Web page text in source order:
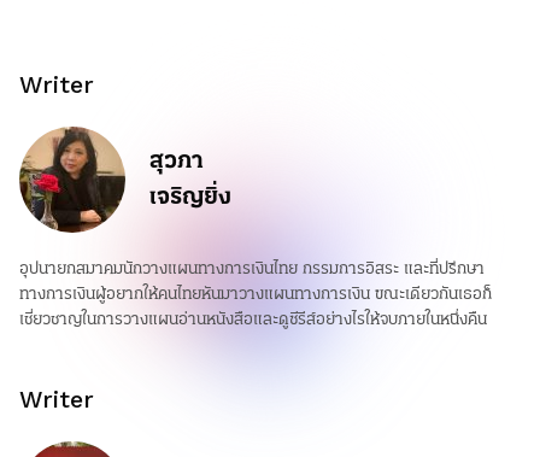
Writer
สุวภา
เจริญยิ่ง
อุปนายกสมาคมนักวางแผนทางการเงินไทย กรรมการอิสระ และที่ปรึกษา
ทางการเงินผู้อยากให้คนไทยหันมาวางแผนทางการเงิน ขณะเดียวกันเธอก็
เชี่ยวชาญในการวางแผนอ่านหนังสือและดูซีรีส์อย่างไรให้จบภายในหนึ่งคืน
Writer